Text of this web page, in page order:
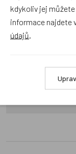
Recenze
kdykoliv jej
informace najdete
údajů